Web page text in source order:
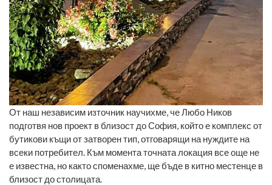
От наш независим източник научихме, че Любо Ников
подготвя нов проект в близост до София, който е комплекс от
бутикови къщи от затворен тип, отговарящи на нуждите на
всеки потребител. Към момента точната локация все още не
е известна, но както споменахме, ще бъде в китно местенце в
близост до столицата.